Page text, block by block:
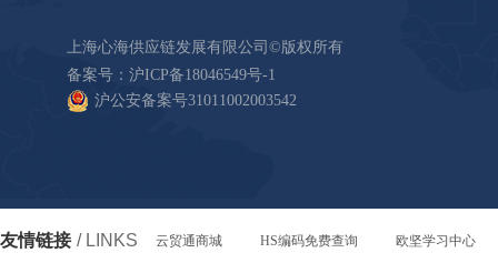
上海心海供应链发展有限公司©版权所有
备案号： 沪ICP备18046549号-1
沪公安备案号31011002003542
友情链接 / LINKS 云贸通商城 HS编码免费查询 欧坚学习中心